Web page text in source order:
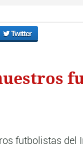
Twitter
futbolistas